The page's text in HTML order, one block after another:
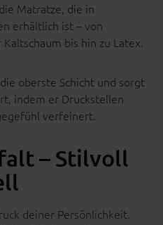
Matratze, die in
erhältlich ist – von
bis hin zu Latex.
oberste Schicht und sorgt
indem er Druckstellen
verfeinert.
– Stilvoll
deiner Persönlichkeit.